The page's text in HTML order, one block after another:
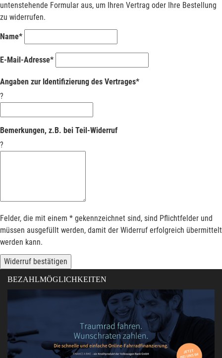
untenstehende Formular aus, um Ihren Vertrag oder Ihre Bestellung
zu widerrufen.
Name*
E-Mail-Adresse*
Angaben zur Identifizierung des Vertrages*
?
Bemerkungen, z.B. bei Teil-Widerruf
?
Felder, die mit einem * gekennzeichnet sind, sind Pflichtfelder und
müssen ausgefüllt werden, damit der Widerruf erfolgreich übermittelt
werden kann.
Widerruf bestätigen
BEZAHLMÖGLICHKEITEN